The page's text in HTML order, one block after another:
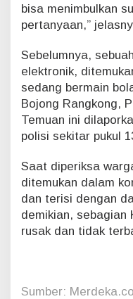
w
i
t
bisa menimbulkan
pertanyaan,”
Sebelumnya,
elektronik,
sedang bermain
Bojong Rangkong,
Temuan ini
polisi sekitar pukul
Saat diperiksa
ditemukan dalam
dan terisi dengan
demikian, sebagian
rusak dan tidak
Sumber: